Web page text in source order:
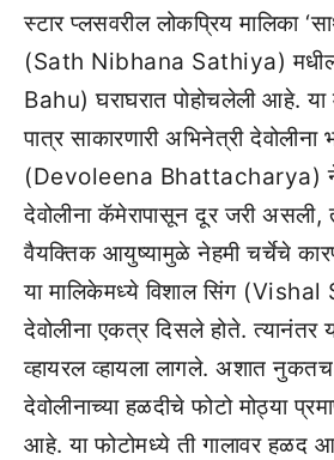
स्टार प्लसवरील लोकप्रिय मालिका
(Sath Nibhana Sathiya) मधील
Bahu) घराघरात पोहोचलेली आहे. या
पात्र साकारणारी अभिनेत्री देवोलीना
(Devoleena Bhattacharya)
देवोलीना कॅमेरापासून दूर जरी असली,
वैयक्तिक आयुष्यामुळे नेहमी चर्चेचे
या मालिकेमध्ये विशाल सिंग
देवोलीना एकत्र दिसले होते. त्यानंतर
व्हायरल व्हायला लागले. अशात नुकतच
देवोलीनाच्या हळदीचे फोटो मोठ्या
आहे. या फोटोमध्ये ती गालावर हळद